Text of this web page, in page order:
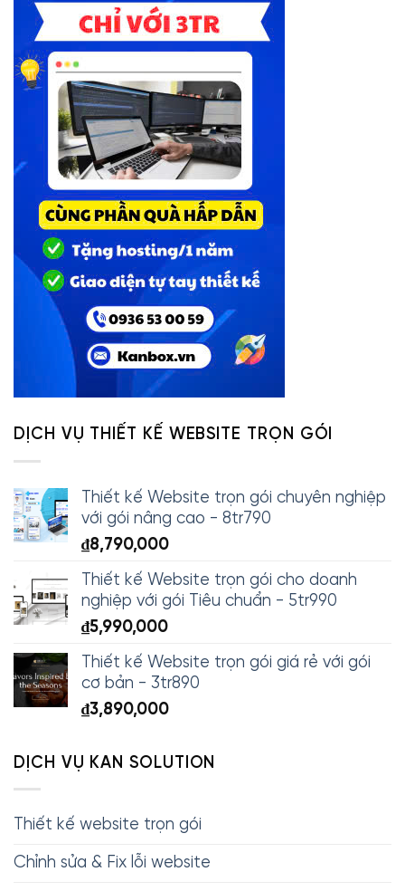
DỊCH VỤ THIẾT KẾ WEBSITE TRỌN GÓI
Thiết kế Website trọn gói chuyên nghiệp
với gói nâng cao - 8tr790
₫8,790,000
Thiết kế Website trọn gói cho doanh
nghiệp với gói Tiêu chuẩn - 5tr990
₫5,990,000
Thiết kế Website trọn gói giá rẻ với gói
cơ bản - 3tr890
₫3,890,000
DỊCH VỤ KAN SOLUTION
Thiết kế website trọn gói
Chỉnh sửa & Fix lỗi website